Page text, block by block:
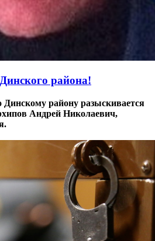
района!
району разыскивается
Андрей Николаевич,